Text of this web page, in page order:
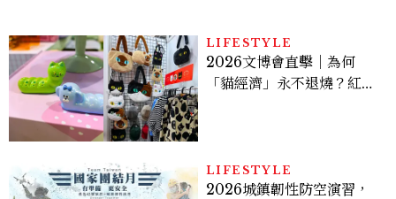
LIFESTYLE
2026文博會直擊｜為何
「貓經濟」永不退燒？紅到
LIFESTYLE
2026城鎮韌性防空演習，